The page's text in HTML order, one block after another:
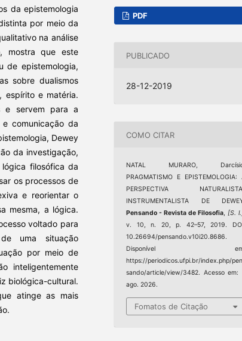
da epistemologia
por meio da
na análise
mostra que este
de epistemologia,
sobre dualismos
espírito e matéria.
e servem para a
comunicação da
Dewey
da investigação,
filosófica da
os processos de
e reorientar o
mesma, a lógica.
voltado para
uma situação
por meio de
inteligentemente
biológica-cultural.
atinge as mais
PDF
PUBLICADO
28-12-2019
COMO CITAR
NATAL MURARO,
PRAGMATISMO E EPISTEMOLOGIA:
PERSPECTIVA
INSTRUMENTALISTA DE
Pensando - Revista de Filosofia, [S.
v. 10, n. 20, p. 42–57, 2019.
10.26694/pensando.v10i20.8686.
Disponível
https://periodicos.ufpi.br/index.php/
sando/article/view/3482. Acesso em:
ago. 2026.
Fomatos de Citação